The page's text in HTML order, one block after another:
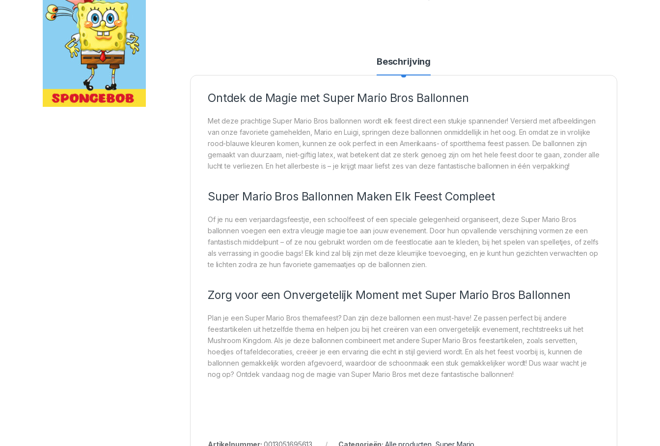
Beschrijving
Ontdek de Magie met Super Mario Bros Ballonnen
Met deze prachtige Super Mario Bros ballonnen wordt elk feest direct een stukje spannender! Versierd met afbeeldingen
van onze favoriete gamehelden, Mario en Luigi, springen deze ballonnen onmiddellijk in het oog. En omdat ze in vrolijke
rood-blauwe kleuren komen, kunnen ze ook perfect in een Amerikaans- of sportthema feest passen. De ballonnen zijn
gemaakt van duurzaam, niet-giftig latex, wat betekent dat ze sterk genoeg zijn om het hele feest door te gaan, zonder alle
lucht te verliezen. En het allerbeste is – je krijgt maar liefst zes van deze fantastische ballonnen in één verpakking!
Super Mario Bros Ballonnen Maken Elk Feest Compleet
Of je nu een verjaardagsfeestje, een schoolfeest of een speciale gelegenheid organiseert, deze Super Mario Bros
ballonnen voegen een extra vleugje magie toe aan jouw evenement. Door hun opvallende verschijning vormen ze een
fantastisch middelpunt – of ze nou gebruikt worden om de feestlocatie aan te kleden, bij het spelen van spelletjes, of zelfs
als verrassing in goodie bags! Elk kind zal blij zijn met deze kleurrijke toevoeging, en je kunt hun gezichten verwachten op
te lichten zodra ze hun favoriete gamemaatjes op de ballonnen zien.
Zorg voor een Onvergetelijk Moment met Super Mario Bros Ballonnen
Plan je een Super Mario Bros themafeest? Dan zijn deze ballonnen een must-have! Ze passen perfect bij andere
feestartikelen uit hetzelfde thema en helpen jou bij het creëren van een onvergetelijk evenement, rechtstreeks uit het
Mushroom Kingdom. Als je deze ballonnen combineert met andere Super Mario Bros feestartikelen, zoals servetten,
hoedjes of tafeldecoraties, creëer je een ervaring die echt in stijl gevierd wordt. En als het feest voorbij is, kunnen de
ballonnen gemakkelijk worden afgevoerd, waardoor de schoonmaak een stuk gemakkelijker wordt! Dus waar wacht je
nog op? Ontdek vandaag nog de magie van Super Mario Bros met deze fantastische ballonnen!
Artikelnummer: 0013051695613 Categorieën: Alle producten Super Mario